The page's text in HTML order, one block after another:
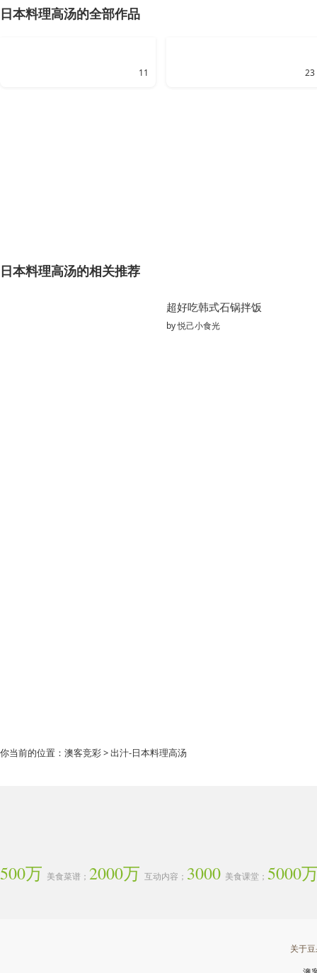
日本料理高汤的全部作品
11 23
日本料理高汤的相关推荐
超好吃韩式石锅拌饭
by悦己小食光
你当前的位置： 澳客竞彩> 出汁-日本料理高汤
500万 美食菜谱； 2000万 互动内容； 3000 美食课堂； 5000
关于